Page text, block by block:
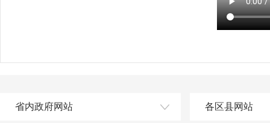
省内政府网站 各区县网站